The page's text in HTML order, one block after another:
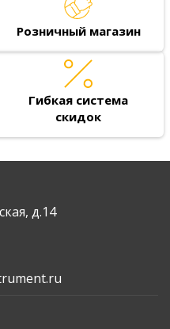
Розничный магазин
Гибкая система
скидок
д.14